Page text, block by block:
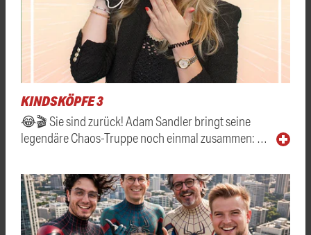
KINDSKÖPFE 3
😂🎬 Sie sind zurück! Adam Sandler bringt seine
legendäre Chaos-Truppe noch einmal zusammen: …